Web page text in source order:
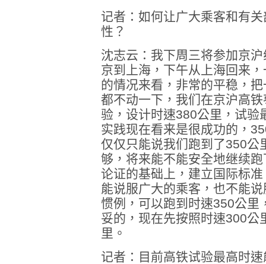
记者：如何让广大乘客和有
性？
沈志云：我下周三将参加京
京到上海，下午从上海回来
的情况来看，非常的平稳，
都不动一下，我们在京沪高
验，设计时速380公里，试验
实践现在看来是很成功的，
仅仅只能说我们跑到了350公
够，将来能不能安全地继续
论证的基础上，建立国际标
能说服广大的乘客，也不能
惯例，可以跑到时速350公里
妥的，现在先按照时速300公
里。
记者：目前高铁试验最高时